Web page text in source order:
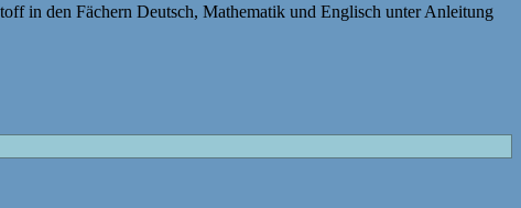
in den Fächern Deutsch, Mathematik und Englisch unter Anleitung